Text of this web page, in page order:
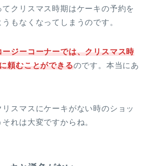
クリスマス時期はケーキの予約を
もなくなってしまうのです。
ージーコーナーでは、クリスマス時
頼むことができるのです。本当にあ
スマスにケーキがない時のショッ
れは大変ですからね。